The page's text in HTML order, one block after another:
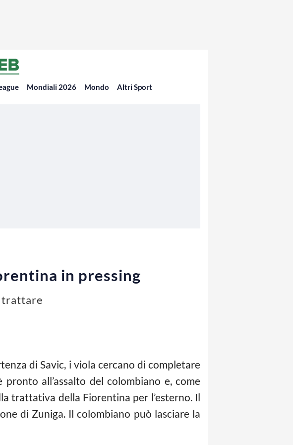
Mondiali 2026 Mondo Altri Sport
in pressing
trattare
di Savic, i viola cercano di completare
all’assalto del colombiano e, come
trattativa della Fiorentina per l’esterno. Il
di Zuniga. Il colombiano può lasciare la